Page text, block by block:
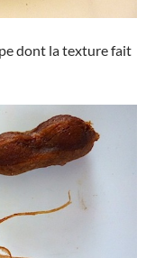
dont la texture fait